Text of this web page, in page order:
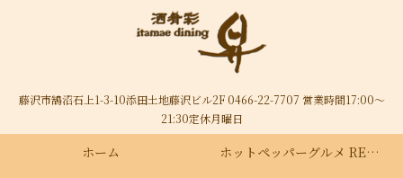
藤沢市鵠沼石上1-3-10添田土地藤沢ビル2F 0466-22-7707 営業時間17:00～
21:30定休月曜日
ホーム
ホットペッパーグルメ RECRUIT